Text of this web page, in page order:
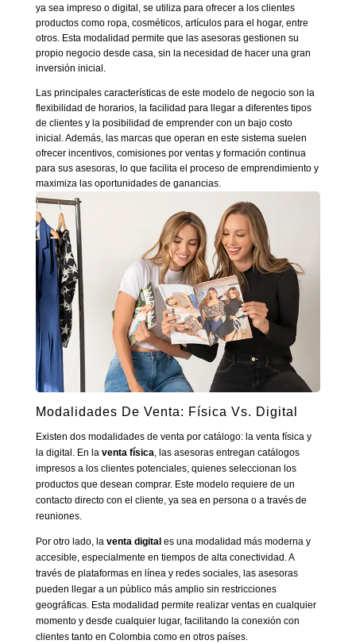
ya sea impreso o digital, se utiliza para ofrecer a los clientes
productos como ropa, cosméticos, artículos para el hogar, entre
otros. Esta modalidad permite que las asesoras gestionen su
propio negocio desde casa, sin la necesidad de hacer una gran
inversión inicial.
Las principales características de este modelo de negocio son la
flexibilidad de horarios, la facilidad para llegar a diferentes tipos
de clientes y la posibilidad de emprender con un bajo costo
inicial. Además, las marcas que operan en este sistema suelen
ofrecer incentivos, comisiones por ventas y formación continua
para sus asesoras, lo que facilita el proceso de emprendimiento y
maximiza las oportunidades de ganancias.
Modalidades De Venta: Física Vs. Digital
Existen dos modalidades de venta por catálogo: la venta física y
la digital. En la venta física , las asesoras entregan catálogos
impresos a los clientes potenciales, quienes seleccionan los
productos que desean comprar. Este modelo requiere de un
contacto directo con el cliente, ya sea en persona o a través de
reuniones.
Por otro lado, la venta digitales una modalidad más moderna y
accesible, especialmente en tiempos de alta conectividad. A
través de plataformas en línea y redes sociales, las asesoras
pueden llegar a un público más amplio sin restricciones
geográficas. Esta modalidad permite realizar ventas en cualquier
momento y desde cualquier lugar, facilitando la conexión con
clientes tanto en Colombia como en otros países.